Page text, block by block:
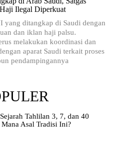
Ilegal Diperkuat
yang ditangkap di Saudi dengan
dan iklan haji palsu.
melakukan koordinasi dan
aparat Saudi terkait proses
pendampingannya
Tahlilan 3, 7, dan 40
Asal Tradisi Ini?